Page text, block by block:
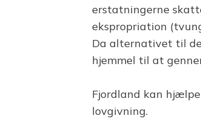
erstatningerne
ekspropriation
Da alternativet til
hjemmel til at
Fjordland kan
lovgivning.